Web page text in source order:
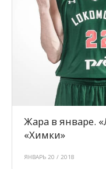
Жара в январе.
«Химки»
ЯНВАРЬ 20 / 2018